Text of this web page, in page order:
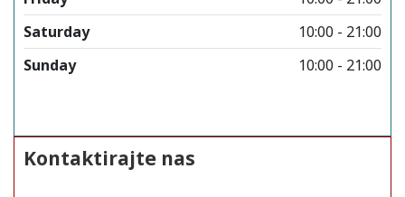
Saturday
10:00 - 21:00
Sunday
10:00 - 21:00
Kontaktirajte nas